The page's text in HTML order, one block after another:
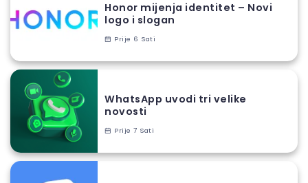
Honor mijenja identitet – Novi
logo i slogan
Prije 6 Sati
WhatsApp uvodi tri velike
novosti
Prije 7 Sati